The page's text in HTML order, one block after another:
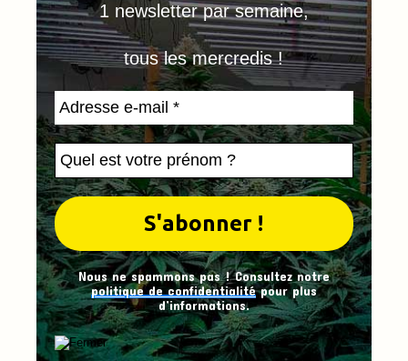
1 newsletter par semaine,
tous les mercredis !
Nous ne spammons pas ! Consultez notre
politique de confidentialitépour plus
d’informations.